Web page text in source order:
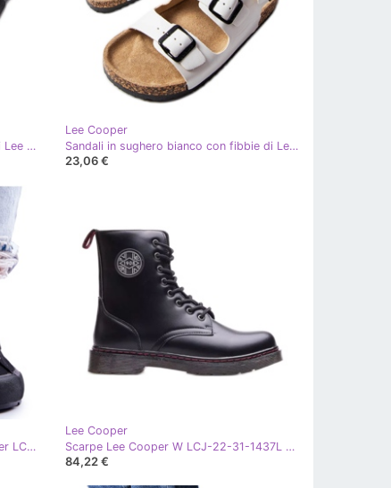
Sandali in sughero nero con fibbie di Lee Cooper LCW-22-35-1163L
Lee Cooper
Sandali in sughero bianco con fibbie di Lee Cooper LCW-22-35-1160L
23,06 €
Sneakers basse da donna Lee Cooper LCW-23-44-1652L Nere nero
Lee Cooper
Scarpe Lee Cooper W LCJ-22-31-1437L nero
84,22 €